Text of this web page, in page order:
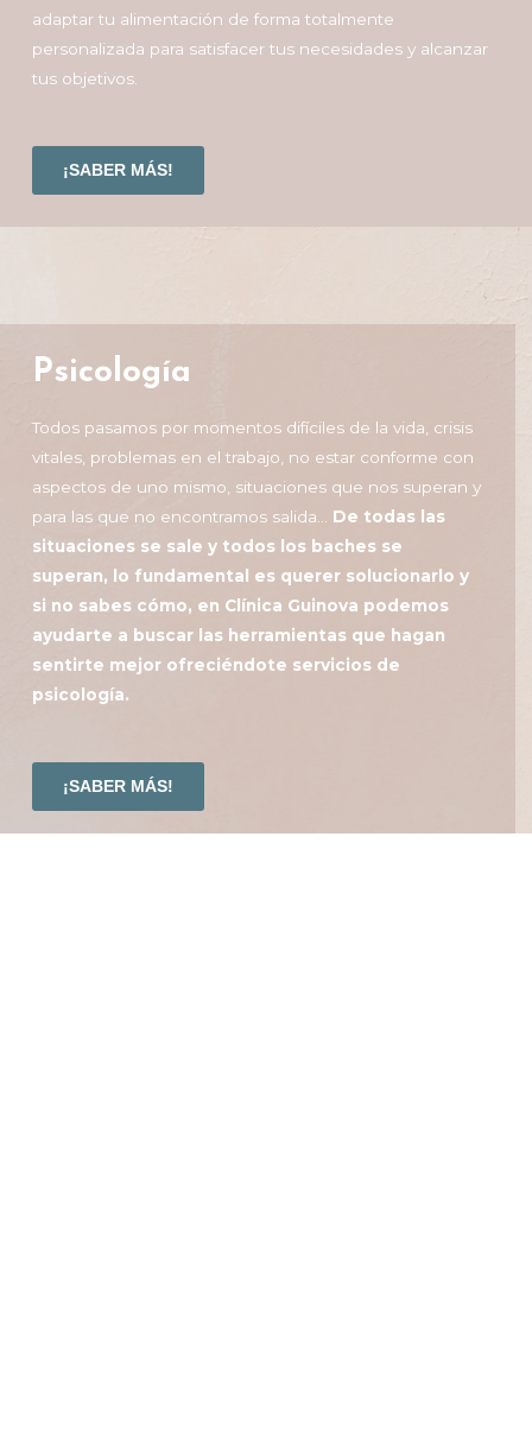
adaptar tu alimentación de forma totalmente
personalizada para satisfacer tus necesidades y alcanzar
tus objetivos.
¡SABER MÁS!
Psicología
Todos pasamos por momentos difíciles de la vida, crisis
vitales, problemas en el trabajo, no estar conforme con
aspectos de uno mismo, situaciones que nos superan y
para las que no encontramos salida… De todas las
situaciones se sale y todos los baches se
superan, lo fundamental es querer solucionarlo y
si no sabes cómo, en Clínica Guinova podemos
ayudarte a buscar las herramientas que hagan
sentirte mejor ofreciéndote servicios de
psicología.
¡SABER MÁS!